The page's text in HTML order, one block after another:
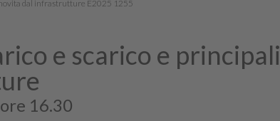
dal infrastrutture E2025 1255
e scarico e principali
16.30